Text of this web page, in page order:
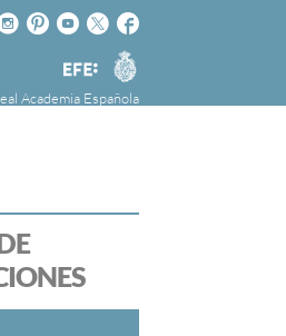
Facebook
Twitter
Youtube
Pinteres
Agencia
EFE
Academia Española
Española,
el buen uso del
y en